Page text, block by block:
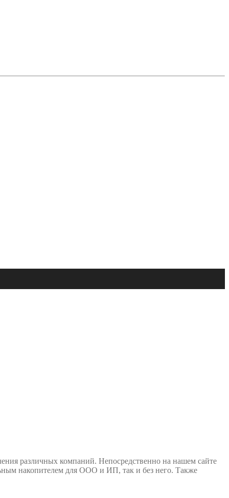
различных компаний. Непосредственно на нашем сайте
накопителем для ООО и ИП, так и без него. Также